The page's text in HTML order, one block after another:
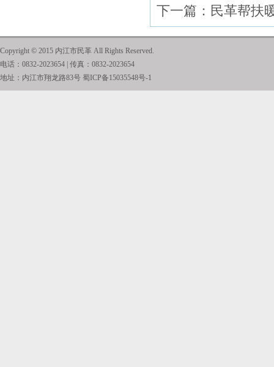
下一篇： 民革帮扶
Copyright © 2015 内江市民革 All Rights Reserved.
电话：0832-2023654 | 传真：0832-2023654
地址：内江市翔龙路83号 蜀ICP备15035548号-1